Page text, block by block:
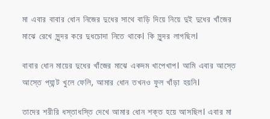
মা এবার বাবার ধোন নিজের দুধের সাথে বাড়ি দিয়ে নিয়ে দুই দুধের খাঁজের
মাঝে রেখে সুন্দর করে দুধচোদা নিতে থাকে। কি সুন্দর লাগছিল।
বাবার ধোন মায়ের দুধের খাঁজের মাঝে একদম খাপেখাপ। আমি এবার আস্তে
আস্তে প্যান্ট খুলে ফেলি, আমার ধোন তখনও ফুল খাঁড়া হয়নি।
তাদের শরীরি ধস্তাধস্তি দেখে আমার ধোন শক্ত হয়ে আসছিল। এবার মা